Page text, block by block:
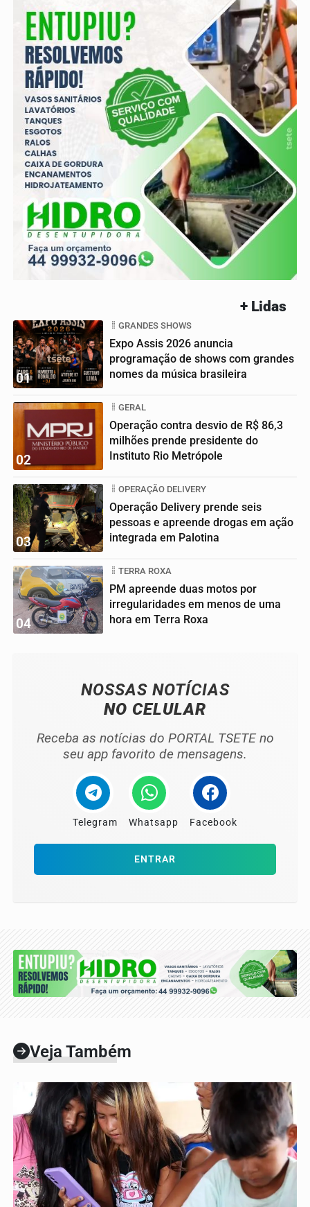
+ Lidas
01
GRANDES SHOWS
Expo Assis 2026 anuncia
programação de shows com grandes
nomes da música brasileira
02
GERAL
Operação contra desvio de R$ 86,3
milhões prende presidente do
Instituto Rio Metrópole
03
OPERAÇÃO DELIVERY
Operação Delivery prende seis
pessoas e apreende drogas em ação
integrada em Palotina
04
TERRA ROXA
PM apreende duas motos por
irregularidades em menos de uma
hora em Terra Roxa
NOSSAS NOTÍCIAS
NO CELULAR
Receba as notícias do PORTAL TSETE no
seu app favorito de mensagens.
Telegram Whatsapp Facebook
ENTRAR
Veja Também